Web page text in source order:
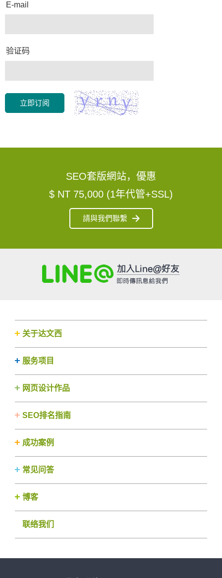
E-mail
验证码
立即订阅
SEO套版網站，優惠
$ NT 75,000 (1年代管+SSL)
請與我們聯繫
关于达文西
服务项目
网页设计作品
SEO排名指南
成功案例
常见问答
博客
联络我们